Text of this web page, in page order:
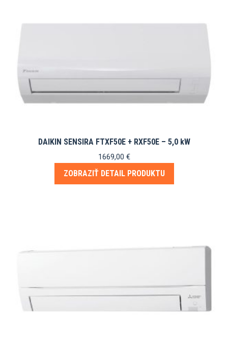
DAIKIN SENSIRA FTXF50E + RXF50E – 5,0 kW
1669,00 €
ZOBRAZIŤ DETAIL PRODUKTU